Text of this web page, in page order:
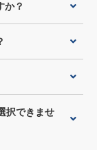
か？
択できませ